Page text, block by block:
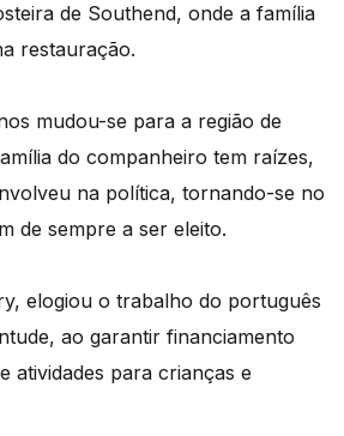
de Southend, onde a família
restauração.
mudou-se para a região de
do companheiro tem raízes,
na política, tornando-se no
de sempre a ser eleito.
elogiou o trabalho do português
ao garantir financiamento
atividades para crianças e